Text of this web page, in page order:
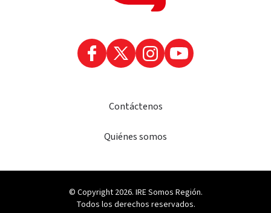
Contáctenos
Quiénes somos
© Copyright 2026. IRE Somos Región.
Todos los derechos reservados.